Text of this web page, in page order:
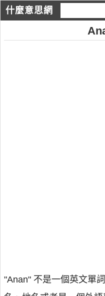
什麼意思網
"Anan" 不是一個英文單